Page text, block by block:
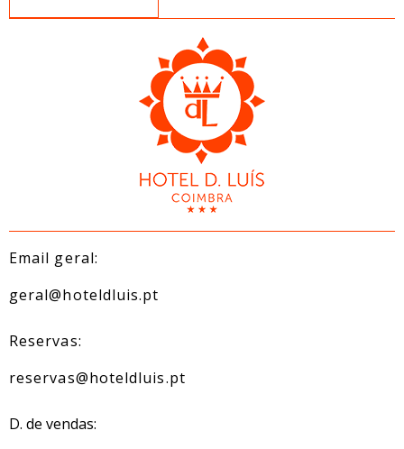
Email geral:
geral@hoteldluis.pt
Reservas:
reservas@hoteldluis.pt
D. de vendas: